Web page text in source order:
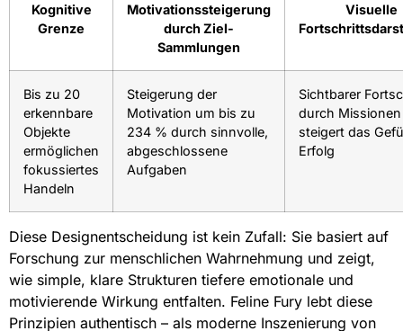
Kognitive
Grenze
Motivationssteigerung
durch Ziel-
Sammlungen
Visuelle
Bis zu 20
erkennbare
Objekte
ermöglichen
fokussiertes
Handeln
Steigerung der
Motivation um bis zu
234 % durch sinnvolle,
abgeschlossene
Aufgaben
Sichtbarer
durch Missionen
steigert das
Erfolg
Diese Designentscheidung ist kein Zufall: Sie basiert auf
Forschung zur menschlichen Wahrnehmung und zeigt,
wie simple, klare Strukturen tiefere emotionale und
motivierende Wirkung entfalten. Feline Fury lebt diese
Prinzipien authentisch – als moderne Inszenierung von